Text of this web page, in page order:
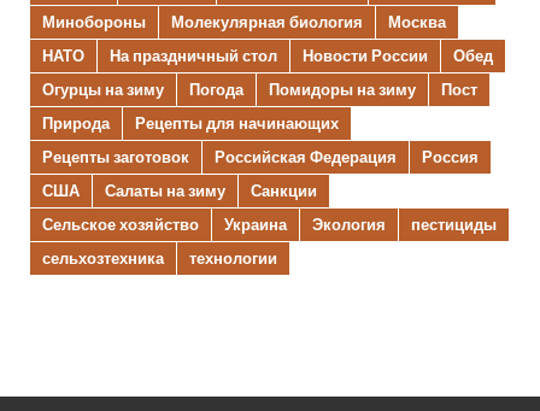
Минобороны
Молекулярная биология
Москва
НАТО
На праздничный стол Новости России
Обед
Огурцы на зиму
Погода Помидоры на зиму
Пост
Природа
Рецепты для начинающих
Рецепты заготовок
Российская Федерация
Россия
США
Салаты на зиму
Санкции
Сельское хозяйство
Украина Экология
пестициды
сельхозтехника
технологии